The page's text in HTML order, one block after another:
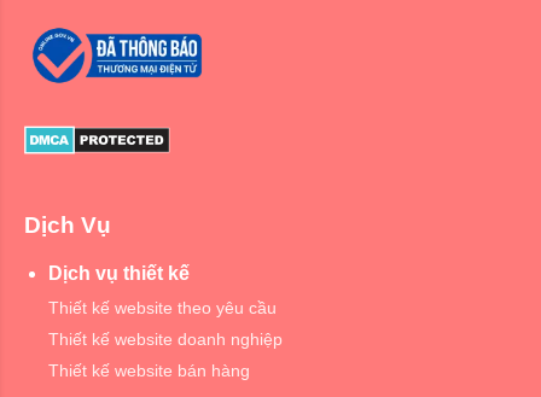
Dịch Vụ
Dịch vụ thiết kế
Thiết kế website theo yêu cầu
Thiết kế website doanh nghiệp
Thiết kế website bán hàng